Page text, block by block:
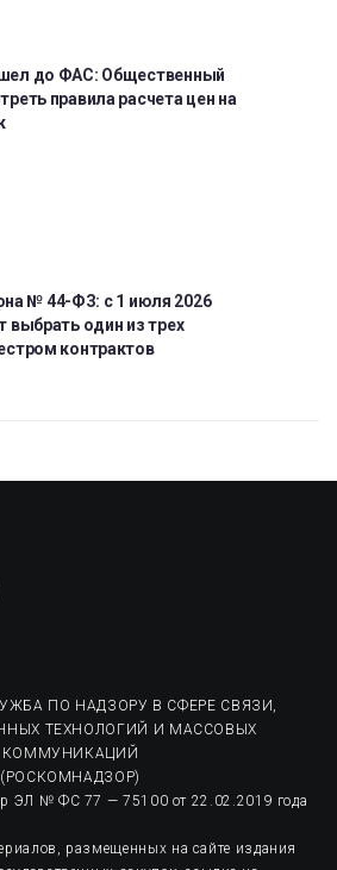
до ФАС: Общественный
правила расчета цен на
№ 44-ФЗ: с 1 июля 2026
выбрать один из трех
контрактов
ПО НАДЗОРУ В СФЕРЕ СВЯЗИ,
ТЕХНОЛОГИЙ И МАССОВЫХ
КОММУНИКАЦИЙ
(РОСКОМНАДЗОР)
ЭЛ № ФС 77 — 75100 от 22.02.2019 года
размещенных на сайте издания